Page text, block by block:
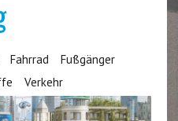
Fahrrad
Fußgänger
Verkehr